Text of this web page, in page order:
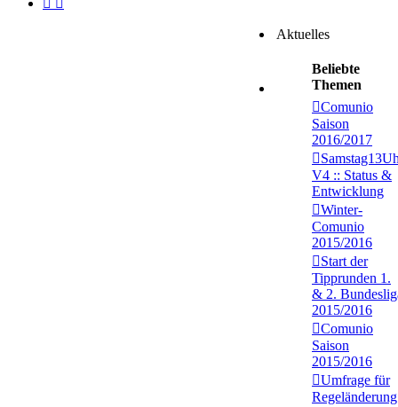
Aktuelles
Beliebte
Themen
Comunio
Saison
2016/2017
V4 :: Status &
Entwicklung
Winter-
Comunio
2015/2016
Start der
Tipprunden 1.
& 2.
2015/2016
Comunio
Saison
2015/2016
Umfrage für
Regeländerung